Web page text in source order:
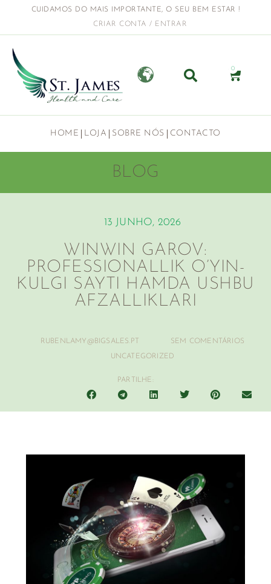
CUIDAMOS DO MAIS IMPORTANTE, O SEU BEM ESTAR !
CRIAR CONTA / ENTRAR
0
HOME LOJA SOBRE NÓS CONTACTO
BLOG
13 JUNHO, 2026
WINWIN GAROV:
PROFESSIONALLIK O’YIN-
KULGI SAYTI HAMDA USHBU
AFZALLIKLARI
RUBENLAMY@BIGSALES.PT SEM COMENTÁRIOS
UNCATEGORIZED
PARTILHE: